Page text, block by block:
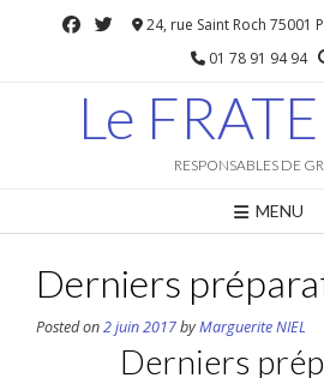
24, rue Saint Roch 75001
01 78 91 94 94
Le
RESPONSABLES DE
MENU
Derniers
Posted on2 juin 2017byMarguerite NIEL
Derniers